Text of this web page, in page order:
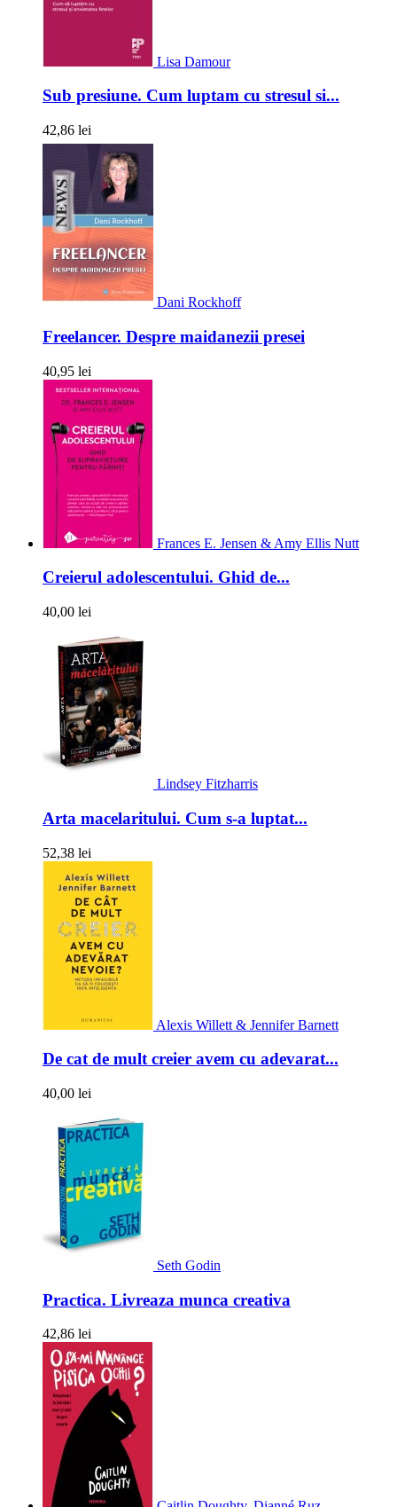
Lisa Damour
Sub presiune. Cum luptam cu stresul si...
42,86 lei
Dani Rockhoff
Freelancer. Despre maidanezii presei
40,95 lei
Frances E. Jensen & Amy Ellis Nutt
Creierul adolescentului. Ghid de...
40,00 lei
Lindsey Fitzharris
Arta macelaritului. Cum s-a luptat...
52,38 lei
Alexis Willett & Jennifer Barnett
De cat de mult creier avem cu adevarat...
40,00 lei
Seth Godin
Practica. Livreaza munca creativa
42,86 lei